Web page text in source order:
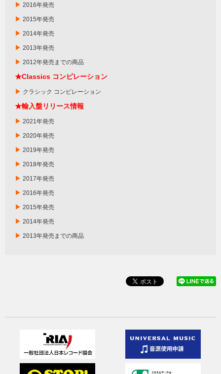
▶ 2016年発売
▶ 2015年発売
▶ 2014年発売
▶ 2013年発売
▶ 2012年発売までの商品
★Classics コンピレーション
▶ クラシック コンピレーション
★輸入盤リリース情報
▶ 2021年発売
▶ 2020年発売
▶ 2019年発売
▶ 2018年発売
▶ 2017年発売
▶ 2016年発売
▶ 2015年発売
▶ 2014年発売
▶ 2013年発売までの商品